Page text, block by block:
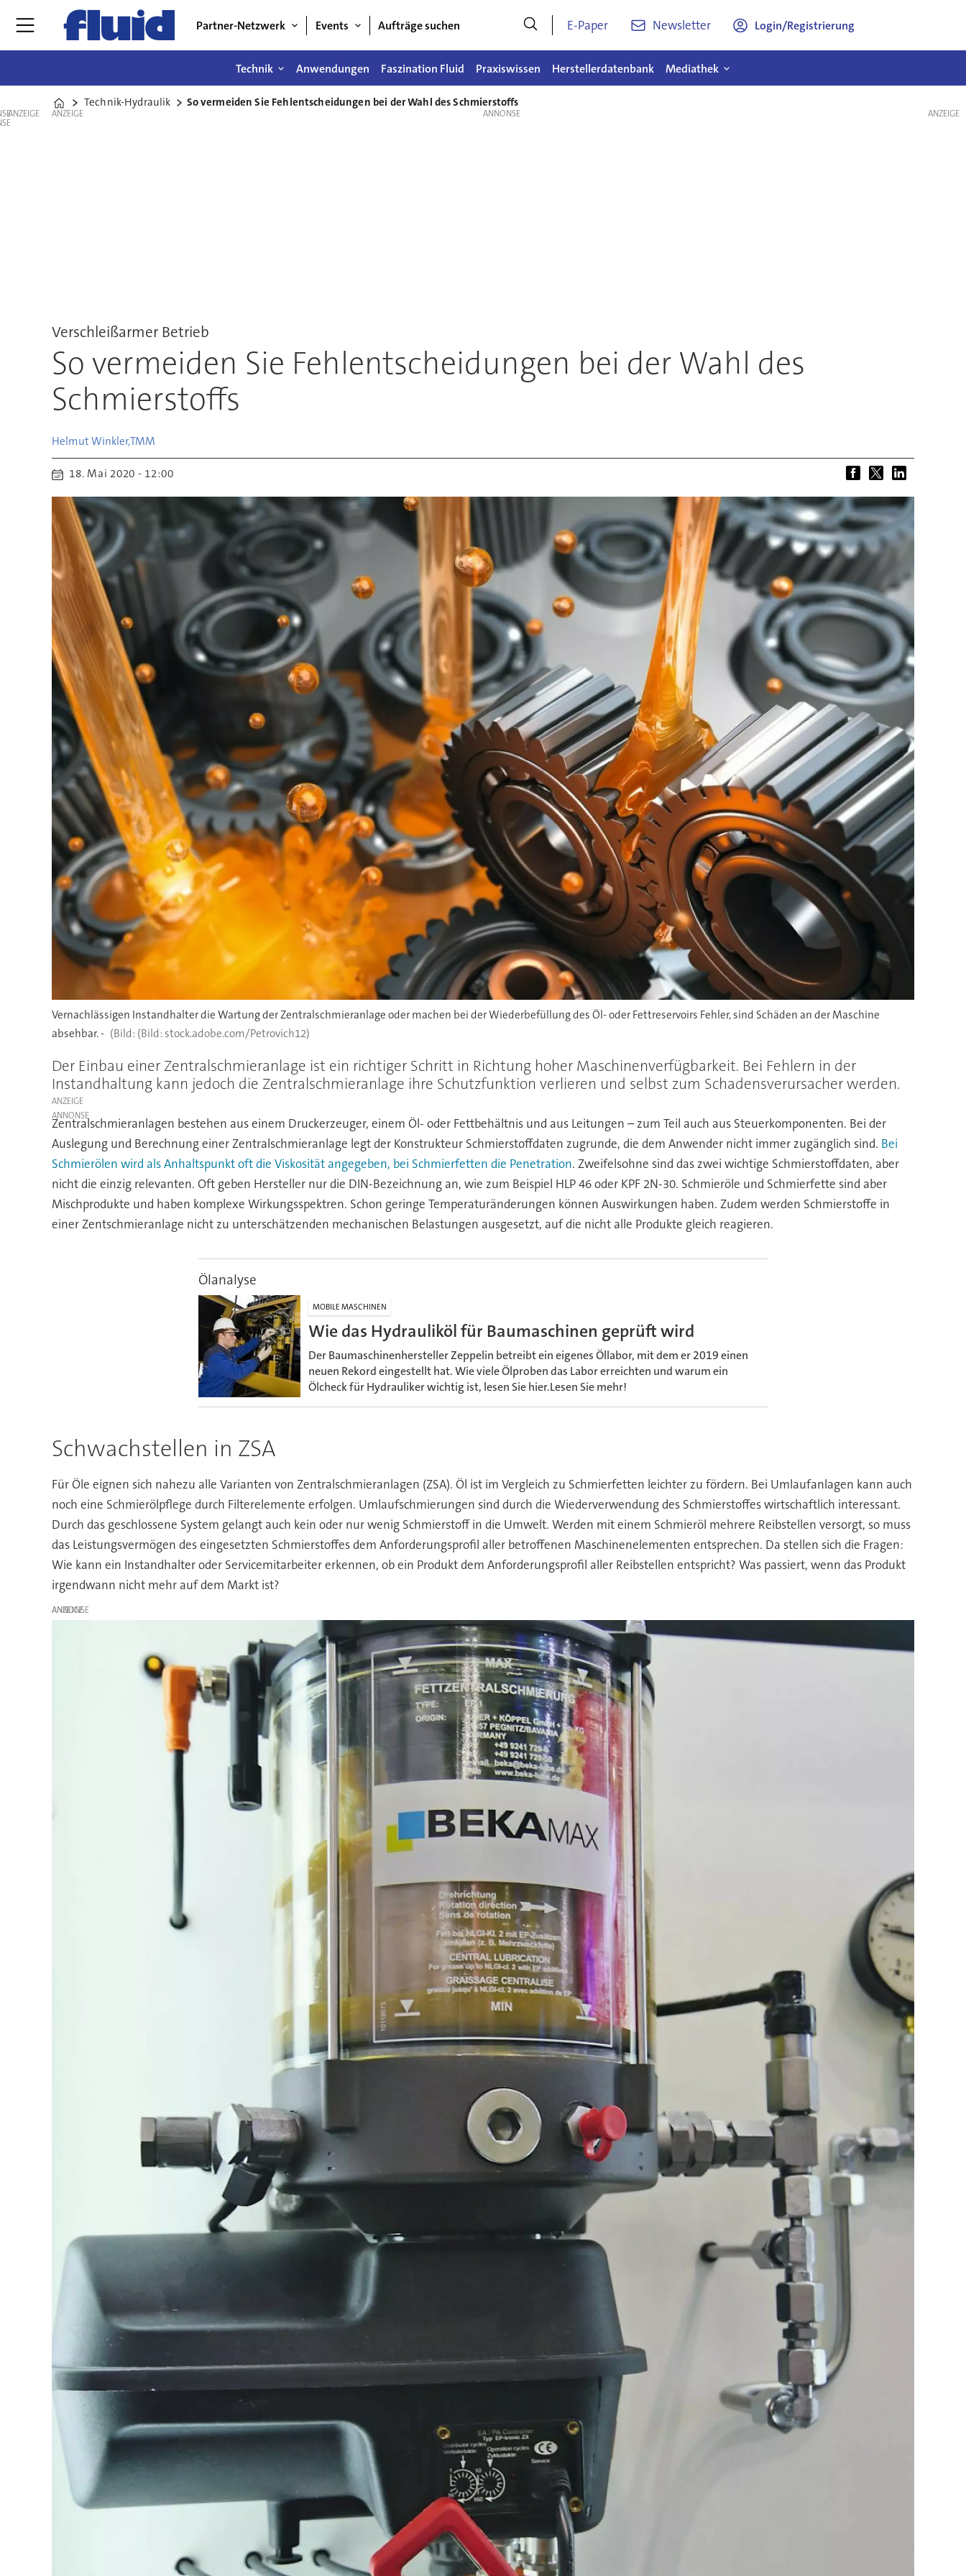
Partner-Netzwerk Events Aufträge suchen E-Paper Newsletter Login/Registrierung
Technik Anwendungen Faszination Fluid Praxiswissen Herstellerdatenbank Mediathek
Home
Technik-Hydraulik So vermeiden Sie Fehlentscheidungen bei der Wahl des Schmierstoffs
ANZEIGE ANZEIGE
Verschleißarmer Betrieb
So vermeiden Sie Fehlentscheidungen bei der Wahl des
Schmierstoffs
Helmut Winkler,TMM
18. Mai 2020 - 12:00
Vernachlässigen Instandhalter die Wartung der Zentralschmieranlage oder machen bei der Wiederbefüllung des Öl- oder Fettreservoirs Fehler, sind Schäden an der Maschine
absehbar. -
(Bild: stock.adobe.com/Petrovich12)
Der Einbau einer Zentralschmieranlage ist ein richtiger Schritt in Richtung hoher Maschinenverfügbarkeit. Bei Fehlern in der
Instandhaltung kann jedoch die Zentralschmieranlage ihre Schutzfunktion verlieren und selbst zum Schadensverursacher werden.
ANZEIGE
Zentralschmieranlagen bestehen aus einem Druckerzeuger, einem Öl- oder Fettbehältnis und aus Leitungen – zum Teil auch aus Steuerkomponenten. Bei der
Auslegung und Berechnung einer Zentralschmieranlage legt der Konstrukteur Schmierstoffdaten zugrunde, die dem Anwender nicht immer zugänglich sind. Bei
Schmierölen wird als Anhaltspunkt oft die Viskosität angegeben, bei Schmierfetten die Penetration. Zweifelsohne sind das zwei wichtige Schmierstoffdaten, aber
nicht die einzig relevanten. Oft geben Hersteller nur die DIN-Bezeichnung an, wie zum Beispiel HLP 46 oder KPF 2N-30. Schmieröle und Schmierfette sind aber
Mischprodukte und haben komplexe Wirkungsspektren. Schon geringe Temperaturänderungen können Auswirkungen haben. Zudem werden Schmierstoffe in
einer Zentschmieranlage nicht zu unterschätzenden mechanischen Belastungen ausgesetzt, auf die nicht alle Produkte gleich reagieren.
Ölanalyse
MOBILE MASCHINEN
Wie das Hydrauliköl für Baumaschinen geprüft wird
Der Baumaschinenhersteller Zeppelin betreibt ein eigenes Öllabor, mit dem er 2019 einen
neuen Rekord eingestellt hat. Wie viele Ölproben das Labor erreichten und warum ein
Ölcheck für Hydrauliker wichtig ist, lesen Sie hier.Lesen Sie mehr!
Schwachstellen in ZSA
Für Öle eignen sich nahezu alle Varianten von Zentralschmieranlagen (ZSA). Öl ist im Vergleich zu Schmierfetten leichter zu fördern. Bei Umlaufanlagen kann auch
noch eine Schmierölpflege durch Filterelemente erfolgen. Umlaufschmierungen sind durch die Wiederverwendung des Schmierstoffes wirtschaftlich interessant.
Durch das geschlossene System gelangt auch kein oder nur wenig Schmierstoff in die Umwelt. Werden mit einem Schmieröl mehrere Reibstellen versorgt, so muss
das Leistungsvermögen des eingesetzten Schmierstoffes dem Anforderungsprofil aller betroffenen Maschinenelementen entsprechen. Da stellen sich die Fragen:
Wie kann ein Instandhalter oder Servicemitarbeiter erkennen, ob ein Produkt dem Anforderungsprofil aller Reibstellen entspricht? Was passiert, wenn das Produkt
irgendwann nicht mehr auf dem Markt ist?
ANZEIGE
ANZEIGE